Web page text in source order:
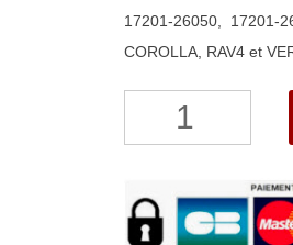
17201-26050, 17201-
COROLLA, RAV4 et
de
joints